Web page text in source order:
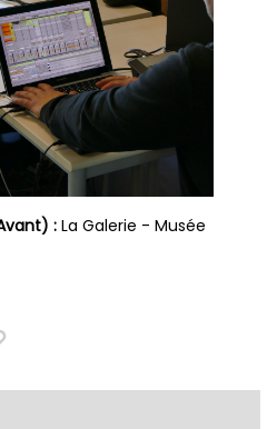
:La Galerie - Musée